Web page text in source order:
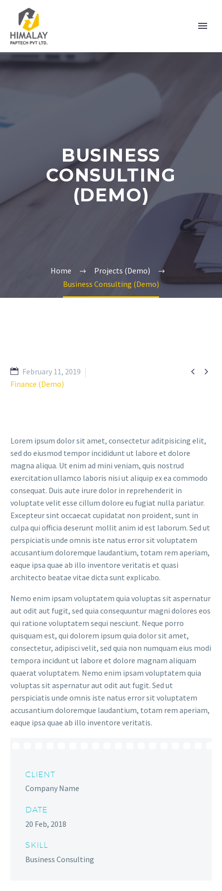
BUSINESS
CONSULTING
(DEMO)
Home
Projects (Demo)
Business Consulting (Demo)
 
February 11, 2019
Finance (Demo)
Lorem ipsum dolor sit amet, consectetur aditpisicing elit,
sed do eiusmod tempor incididunt ut labore et dolore
magna aliqua. Ut enim ad mini veniam, quis nostrud
exercitation ullamco laboris nisi ut aliquip ex ea commodo
consequat. Duis aute irure dolor in reprehenderit in
voluptate velit esse cillum dolore eu fugiat nulla pariatur.
Excepteur sint occaecat cupidatat non proident, sunt in
culpa qui officia deserunt mollit anim id est laborum. Sed ut
perspiciatis unde omnis iste natus error sit voluptatem
accusantium doloremque laudantium, totam rem aperiam,
eaque ipsa quae ab illo inventore veritatis et quasi
architecto beatae vitae dicta sunt explicabo.
Nemo enim ipsam voluptatem quia voluptas sit aspernatur
aut odit aut fugit, sed quia consequuntur magni dolores eos
qui ratione voluptatem sequi nesciunt. Neque porro
quisquam est, qui dolorem ipsum quia dolor sit amet,
consectetur, adipisci velit, sed quia non numquam eius modi
tempora incidunt ut labore et dolore magnam aliquam
quaerat voluptatem. Nemo enim ipsam voluptatem quia
voluptas sit aspernatur aut odit aut fugit. Sed ut
perspiciatis unde omnis iste natus error sit voluptatem
accusantium doloremque laudantium, totam rem aperiam,
eaque ipsa quae ab illo inventore veritatis.
CLIENT
Company Name
DATE
20 Feb, 2018
SKILL
Business Consulting